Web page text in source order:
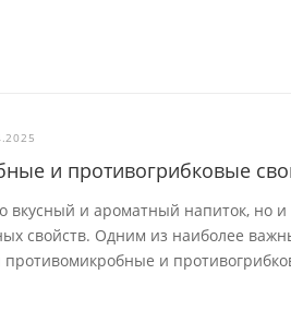
и противогрибковые
вкусный и ароматный напиток, но
свойств. Одним из наиболее
и